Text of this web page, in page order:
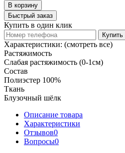
В корзину
Быстрый заказ
Купить в один клик
Купить
Характеристики: (смотреть все)
Растяжимость
Слабая растяжимость (0-1см)
Состав
Полиэстер 100%
Ткань
Блузочный шёлк
Описание товара
Характеристики
Отзывов0
Вопросы0